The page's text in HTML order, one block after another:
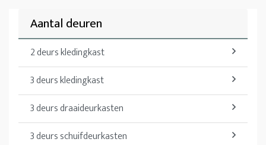
Aantal deuren
2 deurs kledingkast
3 deurs kledingkast
3 deurs draaideurkasten
3 deurs schuifdeurkasten